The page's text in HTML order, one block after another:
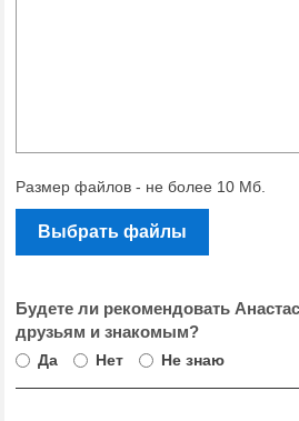
Размер файлов - не более 10 Мб.
Выбрать файлы
Будете ли рекомендовать
друзьям и знакомым?
Да Нет Не знаю